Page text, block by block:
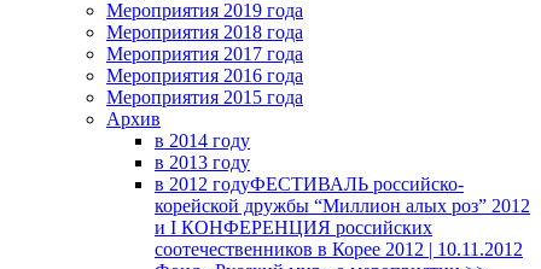
Мероприятия 2019 года
Мероприятия 2018 годa
Мероприятия 2017 года
Мероприятия 2016 года
Мероприятия 2015 года
Архив
в 2014 году
в 2013 году
в 2012 годуФЕСТИВАЛЬ российско-
корейской дружбы “Миллион алых роз” 2012
и I КОНФЕРЕНЦИЯ российских
соотечественников в Корее 2012 | 10.11.2012